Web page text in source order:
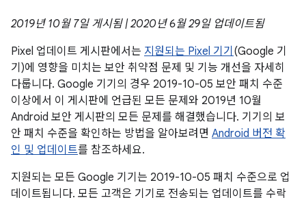
2019년 10월 7일 게시됨 | 2020년 6월 29일 업데이트됨
Pixel 업데이트 게시판에서는 지원되는 Pixel 기기 (Google 기
기)에 영향을 미치는 보안 취약점 문제 및 기능 개선을 자세히
다룹니다. Google 기기의 경우 2019-10-05 보안 패치 수준
이상에서 이 게시판에 언급된 모든 문제와 2019년 10월
Android 보안 게시판의 모든 문제를 해결했습니다. 기기의 보
안 패치 수준을 확인하는 방법을 알아보려면 Android 버전 확
인 및 업데이트를 참조하세요.
지원되는 모든 Google 기기는 2019-10-05 패치 수준으로 업
데이트됩니다. 모든 고객은 기기로 전송되는 업데이트를 수락